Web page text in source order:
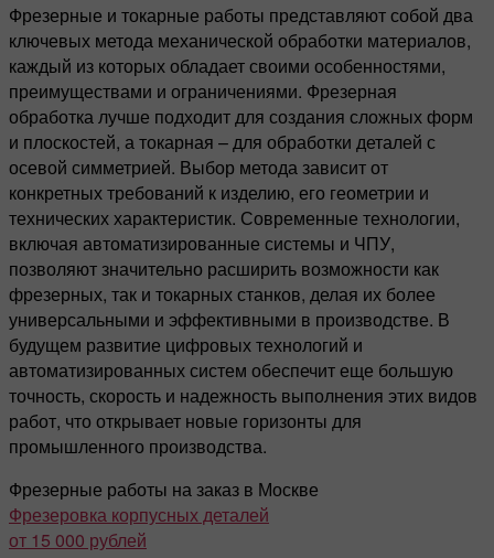
Фрезерные и токарные работы представляют собой два
ключевых метода механической обработки материалов,
каждый из которых обладает своими особенностями,
преимуществами и ограничениями. Фрезерная
обработка лучше подходит для создания сложных форм
и плоскостей, а токарная – для обработки деталей с
осевой симметрией. Выбор метода зависит от
конкретных требований к изделию, его геометрии и
технических характеристик. Современные технологии,
включая автоматизированные системы и ЧПУ,
позволяют значительно расширить возможности как
фрезерных, так и токарных станков, делая их более
универсальными и эффективными в производстве. В
будущем развитие цифровых технологий и
автоматизированных систем обеспечит еще большую
точность, скорость и надежность выполнения этих видов
работ, что открывает новые горизонты для
промышленного производства.
Фрезерные работы на заказ в Москве
Фрезеровка корпусных деталей
от 15 000 рублей